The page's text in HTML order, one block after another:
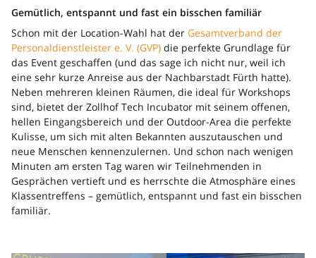
Gemütlich, entspannt und fast ein bisschen familiär
Schon mit der Location-Wahl hat der Gesamtverband der
Personaldienstleister e. V. (GVP) die perfekte Grundlage für
das Event geschaffen (und das sage ich nicht nur, weil ich
eine sehr kurze Anreise aus der Nachbarstadt Fürth hatte).
Neben mehreren kleinen Räumen, die ideal für Workshops
sind, bietet der Zollhof Tech Incubator mit seinem offenen,
hellen Eingangsbereich und der Outdoor-Area die perfekte
Kulisse, um sich mit alten Bekannten auszutauschen und
neue Menschen kennenzulernen. Und schon nach wenigen
Minuten am ersten Tag waren wir Teilnehmenden in
Gesprächen vertieft und es herrschte die Atmosphäre eines
Klassentreffens – gemütlich, entspannt und fast ein bisschen
familiär.